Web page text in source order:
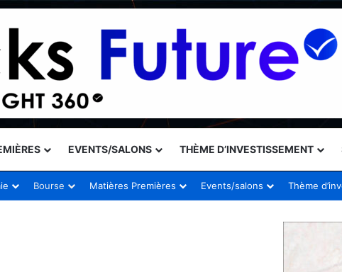
EVENTS/SALONS THÈME D’INVESTISSEMENT
Bourse Matières Premières Events/salons Thème